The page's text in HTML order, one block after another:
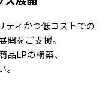
ティかつ低コストでの
開をご支援。
LPの構築、